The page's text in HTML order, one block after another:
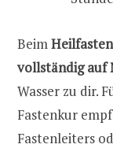
BeimHeilfasten
vollständig auf
Wasser zu dir.
Fastenkur
Fastenleiters